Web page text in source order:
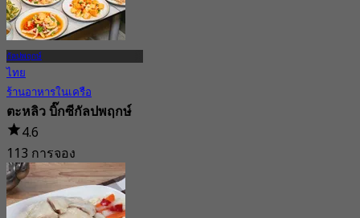
กัลปพฤกษ์
ไทย
ร้านอาหารในเครือ
ตะหลิว บิ๊กซีกัลปพฤกษ์
4.6
113 การจอง
จาก฿ 224.75